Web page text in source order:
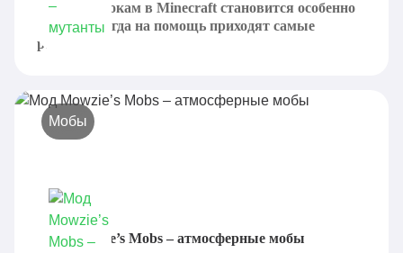
Иногда игрокам в Minecraft становится особенно
скучно и тогда на помощь приходят самые
разные...
Мобы
Мод Mowzie’s Mobs – атмосферные мобы